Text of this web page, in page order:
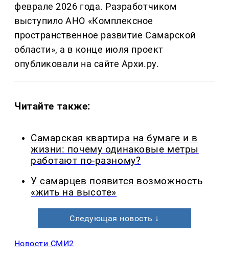
феврале 2026 года. Разработчиком
выступило АНО «Комплексное
пространственное развитие Самарской
области», а в конце июля проект
опубликовали на сайте Архи.ру.
Читайте также:
Самарская квартира на бумаге и в
жизни: почему одинаковые метры
работают по-разному?
У самарцев появится возможность
«жить на высоте»
Следующая новость ↓
Новости СМИ2